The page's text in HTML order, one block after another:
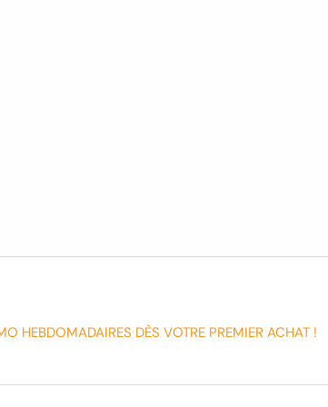
HEBDOMADAIRES DÈS VOTRE PREMIER ACHAT !